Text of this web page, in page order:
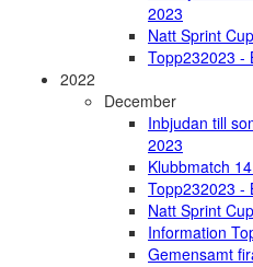
2023
Natt Sprint
Topp232023 -
2022
December
Inbjudan till
2023
Klubbmatch
Topp232023 -
Natt Sprint
Information
Gemensamt